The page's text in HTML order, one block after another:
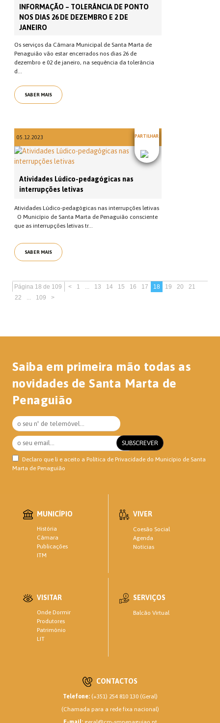
INFORMAÇÃO – TOLERÂNCIA DE PONTO
NOS DIAS 26 DE DEZEMBRO E 2 DE
JANEIRO
Os serviços da Câmara Municipal de Santa Marta de
Penaguião vão estar encerrados nos dias 26 de
dezembro e 02 de janeiro, na sequência da tolerância
d...
SABER MAIS
05.12.2023 PARTILHAR
Atividades Lúdico-pedagógicas nas
interrupções letivas
Atividades Lúdico-pedagógicas nas interrupções letivas
O Município de Santa Marta de Penaguião consciente
que as interrupções letivas tr...
SABER MAIS
Página 18 de 109 < 1 ... 13 14 15 16 17 18 19 20
21
22
... 109 >
Saiba em primeira mão todas as
novidades de Santa Marta de
Penaguião
Declaro que li e aceito a Política de Privacidade do Município de Santa
Marta de Penaguião
MUNICÍPIO
História
Câmara
Publicações
ITM
VIVER
Coesão Social
Agenda
Notícias
VISITAR
Onde Dormir
Produtores
Património
LIT
SERVIÇOS
Balcão Virtual
CONTACTOS
Telefone:(+351) 254 810 130 (Geral)
(Chamada para a rede fixa nacional)